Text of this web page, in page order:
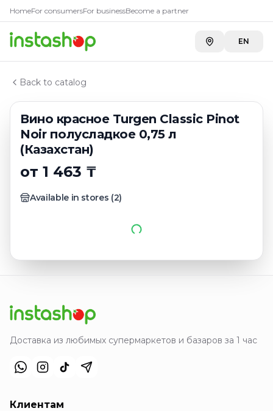
HomeFor consumersFor businessBecome a partner
EN
Back to catalog
Вино красное Turgen Classic Pinot
Noir полусладкое 0,75 л
(Казахстан)
от 1 463 ₸
Available in stores (2)
Главная
Каталог
Красные вина казахстана
Вино красное Turgen Classic Pinot Noir полусладкое
КупитьВино красное
Доставка из любимых супермаркетов и базаров за 1 час
Клиентам